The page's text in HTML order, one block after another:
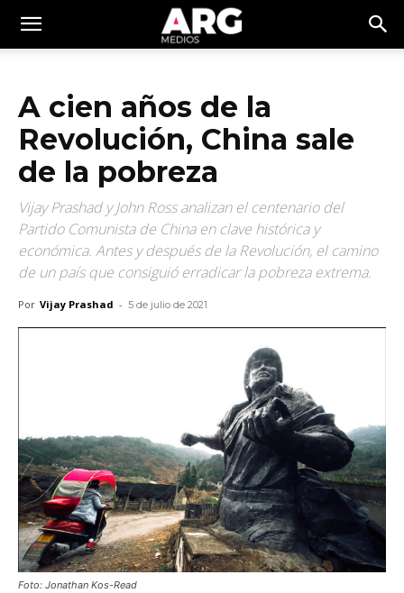
A cien años de la
Revolución, China sale
de la pobreza
Vijay Prashad y John Ross analizan el centenario del
Partido Comunista de China en clave histórica y
económica. Antes y después de la Revolución, el camino
de un país que consiguió erradicar la pobreza extrema.
Por Vijay Prashad - 5 de julio de 2021
Foto: Jonathan Kos-Read